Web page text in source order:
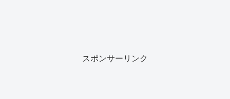
スポンサーリンク